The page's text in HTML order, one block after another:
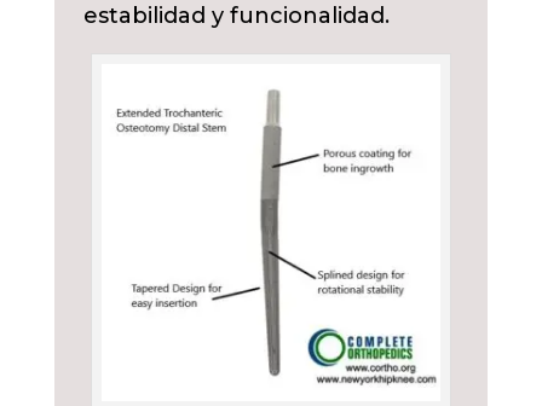
estabilidad y funcionalidad.